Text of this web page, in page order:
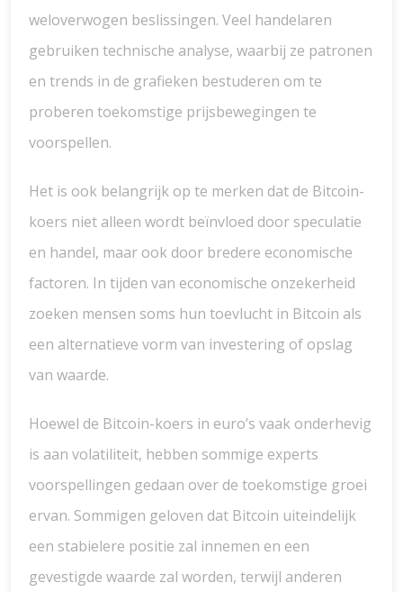
weloverwogen beslissingen. Veel handelaren
gebruiken technische analyse, waarbij ze patronen
en trends in de grafieken bestuderen om te
proberen toekomstige prijsbewegingen te
voorspellen.
Het is ook belangrijk op te merken dat de Bitcoin-
koers niet alleen wordt beïnvloed door speculatie
en handel, maar ook door bredere economische
factoren. In tijden van economische onzekerheid
zoeken mensen soms hun toevlucht in Bitcoin als
een alternatieve vorm van investering of opslag
van waarde.
Hoewel de Bitcoin-koers in euro’s vaak onderhevig
is aan volatiliteit, hebben sommige experts
voorspellingen gedaan over de toekomstige groei
ervan. Sommigen geloven dat Bitcoin uiteindelijk
een stabielere positie zal innemen en een
gevestigde waarde zal worden, terwijl anderen